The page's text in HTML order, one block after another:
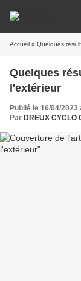
Accueil » Quelques
Quelques
l'extérieur
Publié le 16/04/2023
Par DREUX CYCLO